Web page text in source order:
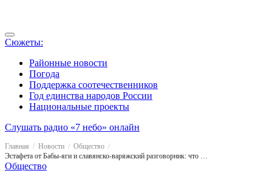
Сюжеты:
Районные новости
Погода
Поддержка соотечественников
Год единства народов России
Национальные проекты
Слушать радио «7 небо» онлайн
Главная Новости
Общество
Эстафета от Бабы-яги и славянско-варяжский разговорник: что ждёт участников «Исаборга-2026»
Общество